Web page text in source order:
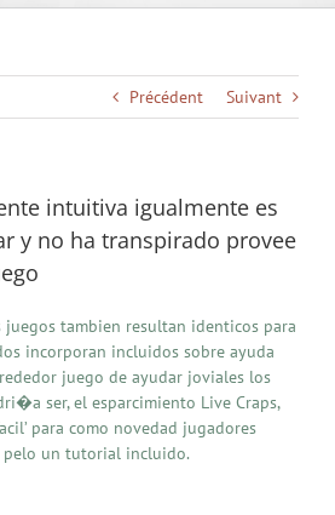
Précédent Suivant
intuitiva igualmente es
y no ha transpirado provee
juegos tambien resultan identicos para
incorporan incluidos sobre ayuda
juego de ayudar joviales los
ser, el esparcimiento Live Craps,
para como novedad jugadores
pelo un tutorial incluido.